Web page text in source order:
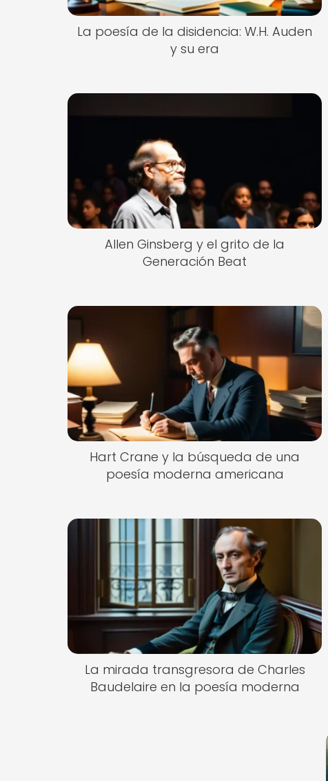
La poesía de la disidencia: W.H. Auden
y su era
Allen Ginsberg y el grito de la
Generación Beat
Hart Crane y la búsqueda de una
poesía moderna americana
La mirada transgresora de Charles
Baudelaire en la poesía moderna